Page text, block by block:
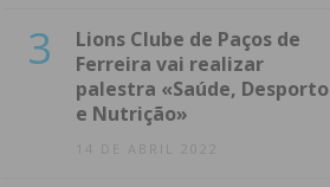
3
Lions Clube de Paços de
Ferreira vai realizar
palestra «Saúde, Desporto
e Nutrição»
14 DE ABRIL 2022